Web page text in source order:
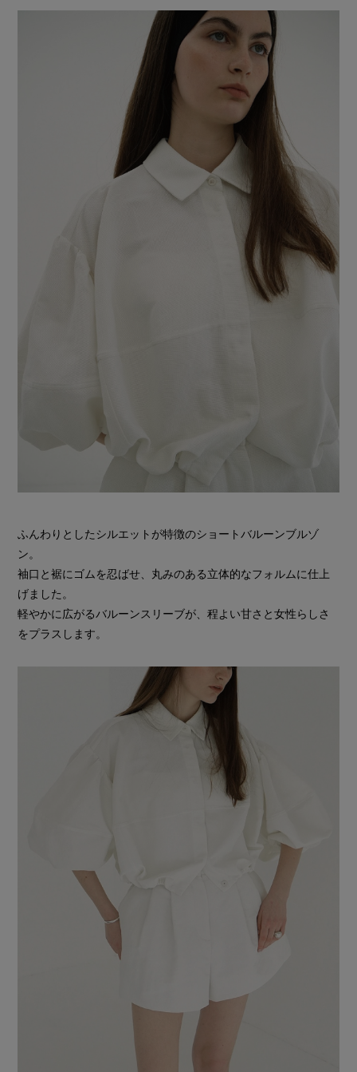
ふんわりとしたシルエットが特徴のショートバルーンブルゾ
ン。
袖口と裾にゴムを忍ばせ、丸みのある立体的なフォルムに仕上
げました。
軽やかに広がるバルーンスリーブが、程よい甘さと女性らしさ
をプラスします。